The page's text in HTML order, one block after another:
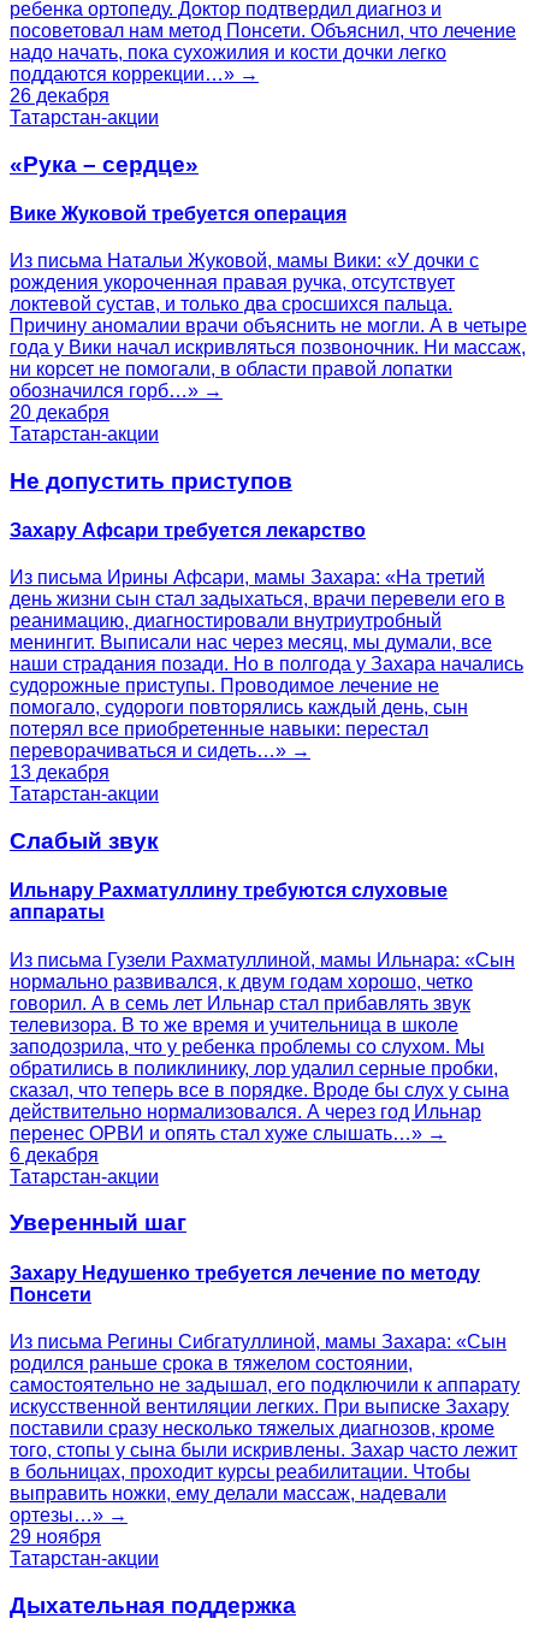
ребенка ортопеду. Доктор подтвердил диагноз и
посоветовал нам метод Понсети. Объяснил, что лечение
надо начать, пока сухожилия и кости дочки легко
поддаются коррекции…» →
26 декабря
Татарстан-акции
«Рука – сердце»
Вике Жуковой требуется операция
Из письма Натальи Жуковой, мамы Вики: «У дочки с
рождения укороченная правая ручка, отсутствует
локтевой сустав, и только два сросшихся пальца.
Причину аномалии врачи объяснить не могли. А в четыре
года у Вики начал искривляться позвоночник. Ни массаж,
ни корсет не помогали, в области правой лопатки
обозначился горб…» →
20 декабря
Татарстан-акции
Не допустить приступов
Захару Афсари требуется лекарство
Из письма Ирины Афсари, мамы Захара: «На третий
день жизни сын стал задыхаться, врачи перевели его в
реанимацию, диагностировали внутриутробный
менингит. Выписали нас через месяц, мы думали, все
наши страдания позади. Но в полгода у Захара начались
судорожные приступы. Проводимое лечение не
помогало, судороги повторялись каждый день, сын
потерял все приобретенные навыки: перестал
переворачиваться и сидеть…» →
13 декабря
Татарстан-акции
Слабый звук
Ильнару Рахматуллину требуются слуховые
аппараты
Из письма Гузели Рахматуллиной, мамы Ильнара: «Сын
нормально развивался, к двум годам хорошо, четко
говорил. А в семь лет Ильнар стал прибавлять звук
телевизора. В то же время и учительница в школе
заподозрила, что у ребенка проблемы со слухом. Мы
обратились в поликлинику, лор удалил серные пробки,
сказал, что теперь все в порядке. Вроде бы слух у сына
действительно нормализовался. А через год Ильнар
перенес ОРВИ и опять стал хуже слышать…» →
6 декабря
Татарстан-акции
Уверенный шаг
Захару Недушенко требуется лечение по методу
Понсети
Из письма Регины Сибгатуллиной, мамы Захара: «Сын
родился раньше срока в тяжелом состоянии,
самостоятельно не задышал, его подключили к аппарату
искусственной вентиляции легких. При выписке Захару
поставили сразу несколько тяжелых диагнозов, кроме
того, стопы у сына были искривлены. Захар часто лежит
в больницах, проходит курсы реабилитации. Чтобы
выправить ножки, ему делали массаж, надевали
ортезы…» →
29 ноября
Татарстан-акции
Дыхательная поддержка